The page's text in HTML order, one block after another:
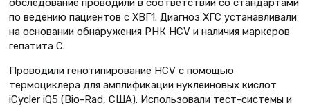
обследование проводили в соответствии со стандартами
по ведению пациентов с ХВГ1. Диагноз ХГС устанавливали
на основании обнаружения РНК HCV и наличия маркеров
гепатита С.
Проводили генотипирование HСV с помощью
термоциклера для амплификации нуклеиновых кислот
iCycler iQ5 (Bio-Rad, США). Использовали тест-системы и